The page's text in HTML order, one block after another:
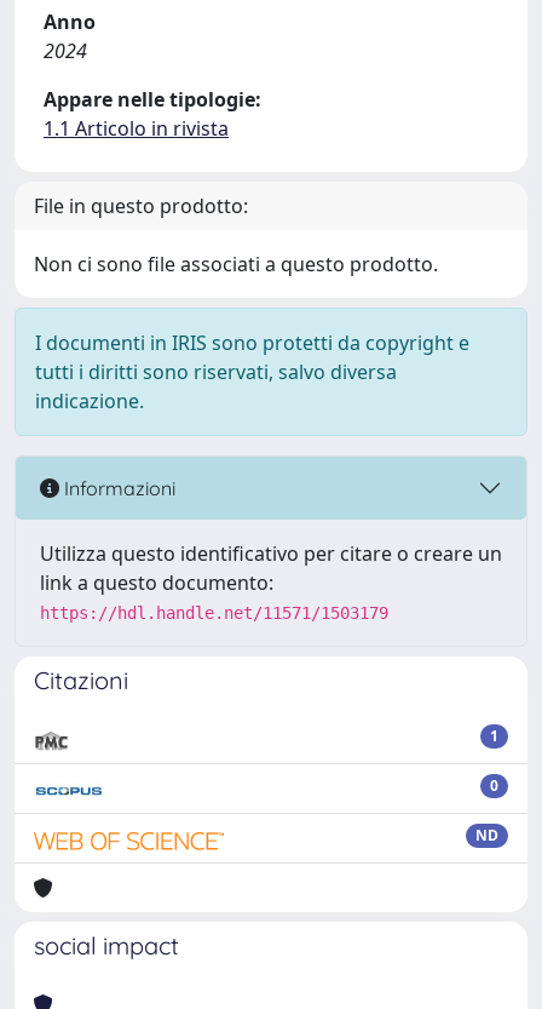
Anno
2024
Appare nelle tipologie:
1.1 Articolo in rivista
File in questo prodotto:
Non ci sono file associati a questo prodotto.
I documenti in IRIS sono protetti da copyright e
tutti i diritti sono riservati, salvo diversa
indicazione.
Informazioni
Utilizza questo identificativo per citare o creare un
link a questo documento:
https://hdl.handle.net/11571/1503179
Citazioni
1
0
ND
social impact